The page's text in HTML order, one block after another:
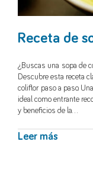
Receta de
¿Buscas una sopa de
Descubre esta receta
coliflor paso a paso.
ideal como entrante
y beneficios de la…
Leer más